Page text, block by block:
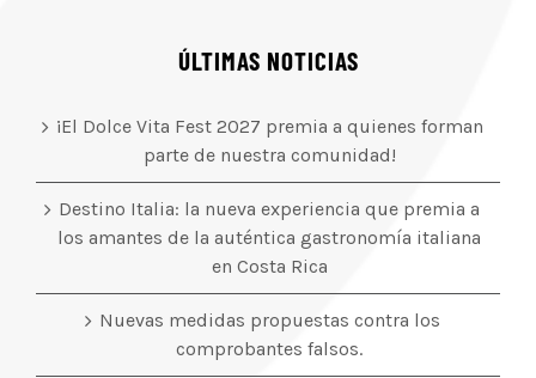
ÚLTIMAS NOTICIAS
¡El Dolce Vita Fest 2027 premia a quienes forman
parte de nuestra comunidad!
Destino Italia: la nueva experiencia que premia a
los amantes de la auténtica gastronomía italiana
en Costa Rica
Nuevas medidas propuestas contra los
comprobantes falsos.